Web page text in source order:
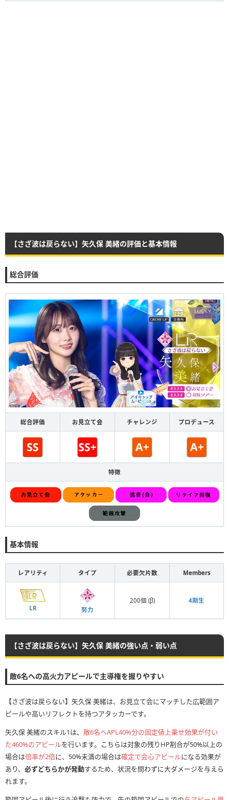
【さざ波は戻らない】矢久保 美緒の評価と基本情報
総合評価
総合評価 お見立て会 チャレンジ プロデュース
特徴
基本情報
レアリティ タイプ 必要欠片数 Members
LR 努力
200個 (β) 4期生
【さざ波は戻らない】矢久保 美緒の強い点・弱い点
敵6名への高火力アピールで主導権を握りやすい
【さざ波は戻らない】矢久保 美緒は、お見立て会にマッチした広範囲ア
ピールや高いリフレクトを持つアタッカーです。
矢久保 美緒のスキル1は、 敵6名へAPL40%分の固定値上乗せ効果が付い
た460%のアピールを行います。こちらは対象の残りHP割合が50%以上の
場合は倍率が2倍に、50%未満の場合は確定で会心アピールになる効果が
あり、 必ずどちらかが発動するため、状況を問わずに大ダメージを与えら
れます。